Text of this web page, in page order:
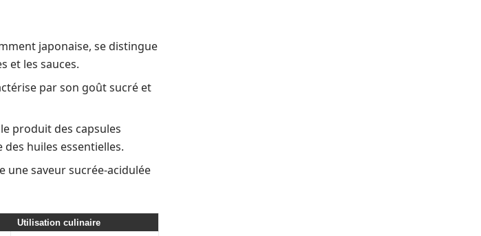
japonaise, se distingue
et les sauces.
par son goût sucré et
produit des capsules
huiles essentielles.
une saveur sucrée-acidulée
Utilisation culinaire